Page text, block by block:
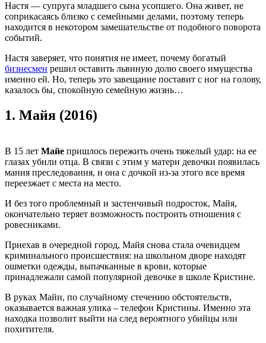
Настя — супруга младшего сына усопшего. Она живет, не
соприкасаясь близко с семейными делами, поэтому теперь
находится в некотором замешательстве от подобного поворота
событий.
Настя заверяет, что понятия не имеет, почему богатый
бизнесмен решил оставить львиную долю своего имущества
именно ей. Но, теперь это завещание поставит с ног на голову,
казалось бы, спокойную семейную жизнь…
1. Майя (2016)
В 15 лет Майе пришлось пережить очень тяжелый удар: на ее
глазах убили отца. В связи с этим у матери девочки появилась
мания преследования, и она с дочкой из-за этого все время
переезжает с места на место.
И без того проблемный и застенчивый подросток, Майя,
окончательно теряет возможность построить отношения с
ровесниками.
Приехав в очередной город, Майя снова стала очевидцем
криминального происшествия: на школьном дворе находят
ошметки одежды, выпачканные в крови, которые
принадлежали самой популярной девочке в школе Кристине.
В руках Майи, по случайному стечению обстоятельств,
оказывается важная улика – телефон Кристины. Именно эта
находка позволит выйти на след вероятного убийцы или
похитителя.